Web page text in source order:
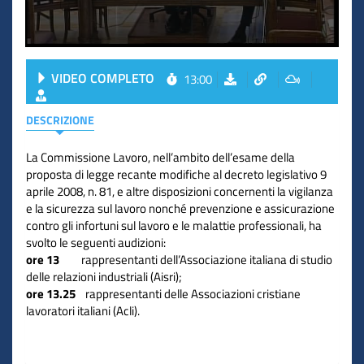
VIDEO COMPLETO 13:00
DESCRIZIONE
La Commissione Lavoro, nell’ambito dell’esame della
proposta di legge recante modifiche al decreto legislativo9
aprile 2008, n. 81, e altre disposizioni concernenti la vigilanza
e la sicurezza sul lavoro nonché prevenzione e assicurazione
contro gli infortuni sul lavoro e le malattie professionali, ha
svolto le seguenti audizioni:
ore 13
rappresentanti dell’Associazione italiana di studio
delle relazioni industriali (Aisri);
ore 13.25 rappresentanti delle Associazioni cristiane
lavoratori italiani (Acli).